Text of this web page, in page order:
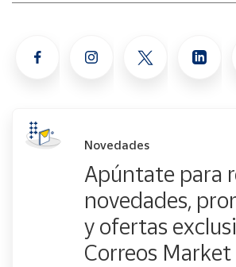
Novedades
Apúntate para
novedades,
y ofertas
Correos Market